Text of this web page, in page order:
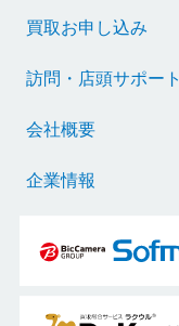
買取お申し込み
訪問・店頭サポート
会社概要
企業情報